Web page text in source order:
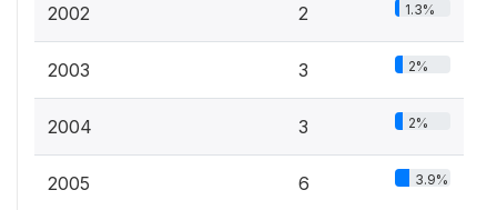
2002 2 1.3%
2003 3 2%
2004 3 2%
2005 6 3.9%